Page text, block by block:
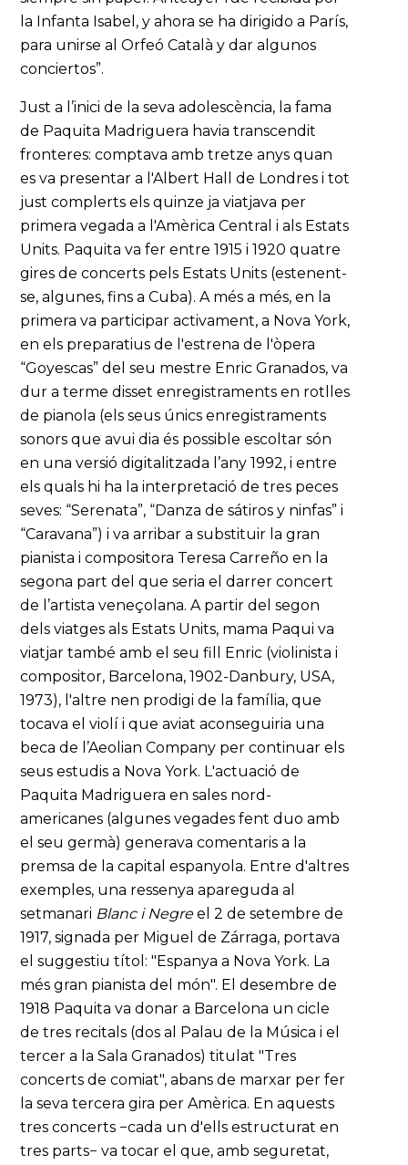
la Infanta Isabel, y ahora se ha dirigido a París,
para unirse al Orfeó Català y dar algunos
conciertos”.
Just a l’inici de la seva adolescència, la fama
de Paquita Madriguera havia transcendit
fronteres: comptava amb tretze anys quan
es va presentar a l'Albert Hall de Londres i tot
just complerts els quinze ja viatjava per
primera vegada a l'Amèrica Central i als Estats
Units. Paquita va fer entre 1915 i 1920 quatre
gires de concerts pels Estats Units (estenent-
se, algunes, fins a Cuba). A més a més, en la
primera va participar activament, a Nova York,
en els preparatius de l'estrena de l'òpera
“Goyescas” del seu mestre Enric Granados, va
dur a terme disset enregistraments en rotlles
de pianola (els seus únics enregistraments
sonors que avui dia és possible escoltar són
en una versió digitalitzada l’any 1992, i entre
els quals hi ha la interpretació de tres peces
seves: “Serenata”, “Danza de sátiros y ninfas” i
“Caravana”) i va arribar a substituir la gran
pianista i compositora Teresa Carreño en la
segona part del que seria el darrer concert
de l’artista veneçolana. A partir del segon
dels viatges als Estats Units, mama Paqui va
viatjar també amb el seu fill Enric (violinista i
compositor, Barcelona, 1902-Danbury, USA,
1973), l'altre nen prodigi de la família, que
tocava el violí i que aviat aconseguiria una
beca de l’Aeolian Company per continuar els
seus estudis a Nova York. L'actuació de
Paquita Madriguera en sales nord-
americanes (algunes vegades fent duo amb
el seu germà) generava comentaris a la
premsa de la capital espanyola. Entre d'altres
exemples, una ressenya apareguda al
setmanari Blanc i Negreel 2 de setembre de
1917, signada per Miguel de Zárraga, portava
el suggestiu títol: "Espanya a Nova York. La
més gran pianista del món". El desembre de
1918 Paquita va donar a Barcelona un cicle
de tres recitals (dos al Palau de la Música i el
tercer a la Sala Granados) titulat "Tres
concerts de comiat", abans de marxar per fer
la seva tercera gira per Amèrica. En aquests
tres concerts −cada un d'ells estructurat en
tres parts− va tocar el que, amb seguretat,